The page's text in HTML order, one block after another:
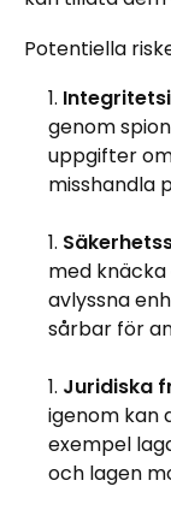
Potentiella
genom
uppgifter
misshandla
med
avlyssna
sårbar för
Juridiska
igenom kan
exempel
och lagen